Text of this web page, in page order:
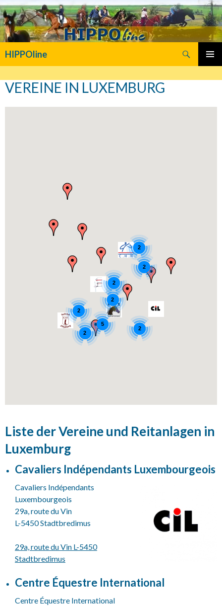
HIPPOline
INHALT
VEREINE IN LUXEMBURG
5
2
2
2
2
2
2
2
Liste der Vereine und Reitanlagen in
Luxemburg
Cavaliers Indépendants Luxembourgeois
Cavaliers Indépendants
Luxembourgeois
29a, route du Vin
L-5450 Stadtbredimus
29a, route du Vin L-5450
Stadtbredimus
Centre Équestre International
Centre Équestre International